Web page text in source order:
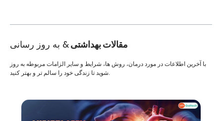
مقالات بهداشتی& به روز رسانی
با آخرین اطلاعات در مورد درمان، روش ها، شرایط و سایر الزامات مربوطه به روز
شوید تا زندگی خود را سالم تر و بهتر کنید.